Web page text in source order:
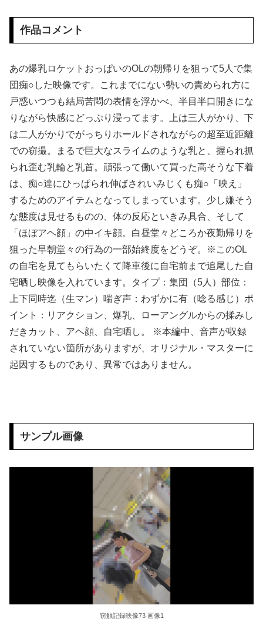
専門家「日本車はダサい、見てて恥ずかしい」
窓に座ってオナ○ーしているギャルがイって満足したようだｗｗｗ
【画像】 ババア（43）シングルマザーの爆乳がこちらｗｗｗｗｗｗｗｗ
大人の色気ムンムンの人妻ちゃんとラブホでハメ撮り素人画像だぁーｗｗｗ
【エ□漫画】 夏休みに都会からやってきたギャルJKとひょんなことで出会って懐かれたんだけど、頻繁にウチにやって来るようになりある日一線を越え...
めるる似のA●女優 前田美波、妹と勘違いされるｗｗｗ
月刊巨根 巨根イケメンのナンパ術 るかちゃん編
【悲報】 味噌ラーメンで行列、出来ない
(ヽ´ん`)「ボルト3連覇って凄いな。12年間も世界一かよ」 ←Z世代が困惑www
西野絵美 撮影前にヤっちゃった…ドMだと思ったらドS痴女だった
同僚からせんべいを貰おうとしたら呆れられた。「ひとカケラちょうだい、嫌いな方でいいから」と言ったら「嫌いな方を自分で買うわけないでしょ」って…
【画像】マジで復活して欲しいAV女優www
真・友達の母親 長澤史華
乙羽あむ 画像695枚【ヌード】
結婚式の二次会で知り合った娘達と乱交した話
作品コメント
あの爆乳ロケットおっぱいのOLの朝帰りを狙って5人で集
団痴○した映像です。これまでにない勢いの責められ方に
戸惑いつつも結局苦悶の表情を浮かべ、半目半口開きにな
りながら快感にどっぷり浸ってます。上は三人がかり、下
は二人がかりでがっちりホールドされながらの超至近距離
での窃撮。まるで巨大なスライムのような乳と、握られ抓
られ歪む乳輪と乳首。頑張って働いて買った高そうな下着
は、痴○達にひっぱられ伸ばされいみじくも痴○「映え」
するためのアイテムとなってしまっています。少し嫌そう
な態度は見せるものの、体の反応といきみ具合、そして
「ほぼアヘ顔」の中イキ顔。白昼堂々どころか夜勤帰りを
狙った早朝堂々の行為の一部始終度をどうぞ。※このOL
の自宅を見てもらいたくて降車後に自宅前まで追尾した自
宅晒し映像を入れています。タイプ：集団（5人）部位：
上下同時迄（生マン）喘ぎ声：わずかに有（唸る感じ）ポ
イント：リアクション、爆乳、ローアングルからの揉みし
だきカット、アヘ顔、自宅晒し。 ※本編中、音声が収録
されていない箇所がありますが、オリジナル・マスターに
起因するものであり、異常ではありません。
サンプル画像
窃触記録映像73 画像1